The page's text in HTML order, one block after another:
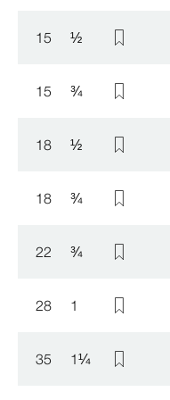
15 ½
15 ¾
18 ½
18 ¾
22 ¾
28 1
35 1¼